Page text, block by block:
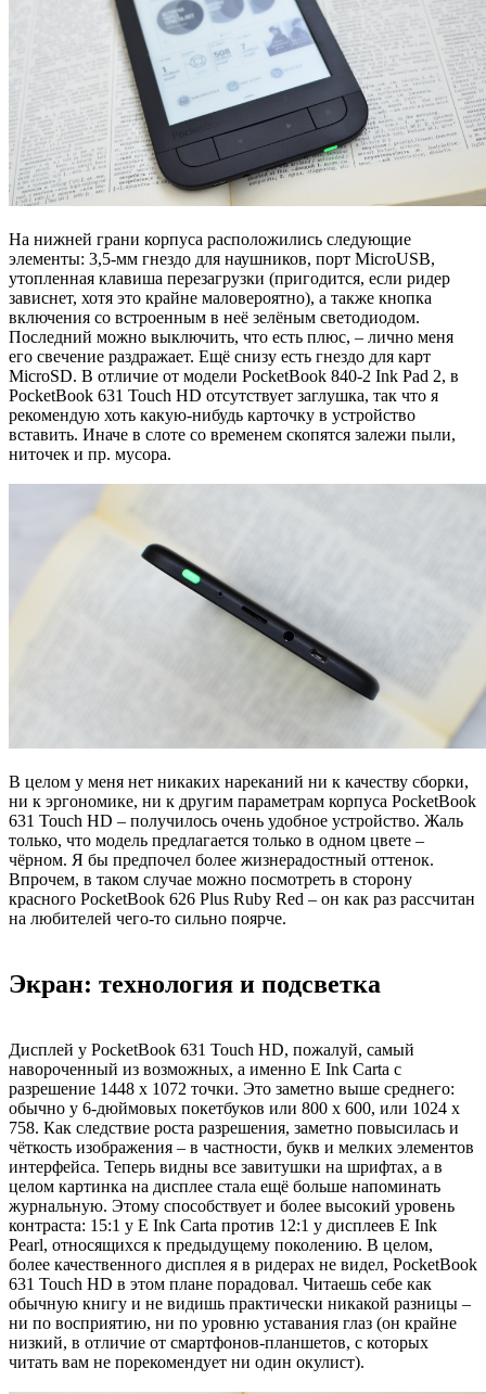
На нижней грани корпуса расположились следующие
элементы: 3,5-мм гнездо для наушников, порт MicroUSB,
утопленная клавиша перезагрузки (пригодится, если ридер
зависнет, хотя это крайне маловероятно), а также кнопка
включения со встроенным в неё зелёным светодиодом.
Последний можно выключить, что есть плюс, – лично меня
его свечение раздражает. Ещё снизу есть гнездо для карт
MicroSD. В отличие от модели PocketBook 840-2 Ink Pad 2, в
PocketBook 631 Touch HD отсутствует заглушка, так что я
рекомендую хоть какую-нибудь карточку в устройство
вставить. Иначе в слоте со временем скопятся залежи пыли,
ниточек и пр. мусора.
В целом у меня нет никаких нареканий ни к качеству сборки,
ни к эргономике, ни к другим параметрам корпуса PocketBook
631 Touch HD – получилось очень удобное устройство. Жаль
только, что модель предлагается только в одном цвете –
чёрном. Я бы предпочел более жизнерадостный оттенок.
Впрочем, в таком случае можно посмотреть в сторону
красного PocketBook 626 Plus Ruby Red – он как раз рассчитан
на любителей чего-то сильно поярче.
Экран: технология и подсветка
Дисплей у PocketBook 631 Touch HD, пожалуй, самый
навороченный из возможных, а именно E Ink Carta с
разрешение 1448 х 1072 точки. Это заметно выше среднего:
обычно у 6-дюймовых покетбуков или 800 х 600, или 1024 х
758. Как следствие роста разрешения, заметно повысилась и
чёткость изображения – в частности, букв и мелких элементов
интерфейса. Теперь видны все завитушки на шрифтах, а в
целом картинка на дисплее стала ещё больше напоминать
журнальную. Этому способствует и более высокий уровень
контраста: 15:1 у E Ink Carta против 12:1 у дисплеев E Ink
Pearl, относящихся к предыдущему поколению. В целом,
более качественного дисплея я в ридерах не видел, PocketBook
631 Touch HD в этом плане порадовал. Читаешь себе как
обычную книгу и не видишь практически никакой разницы –
ни по восприятию, ни по уровню уставания глаз (он крайне
низкий, в отличие от смартфонов-планшетов, с которых
читать вам не порекомендует ни один окулист).